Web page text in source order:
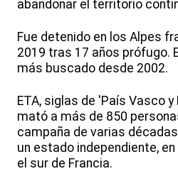
abandonar el territorio
Fue detenido en los Alpes
2019 tras 17 años prófugo.
más buscado desde 2002.
ETA, siglas de 'País Vasco
mató a más de 850
campaña de varias
un estado independiente,
el sur de Francia.